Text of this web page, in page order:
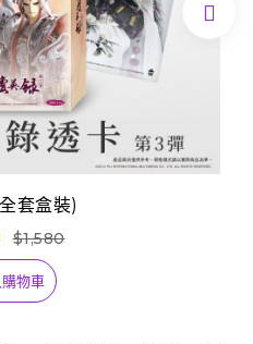
套盒裝)
$1,580
物車
